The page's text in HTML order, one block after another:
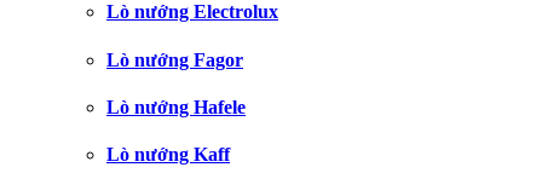
Lò nướng Electrolux
Lò nướng Fagor
Lò nướng Hafele
Lò nướng Kaff